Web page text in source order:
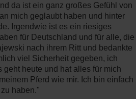
da ist ein ganz großes Gefühl von
mich geglaubt haben und hinter
Irgendwie ist es ein riesiges
für Deutschland und für alle, die
nach ihrem Ritt und bedankte
viel Sicherheit gegeben, ich
geht heute und hat alles für mich
Pferd wie mir. Ich bin einfach
haben."